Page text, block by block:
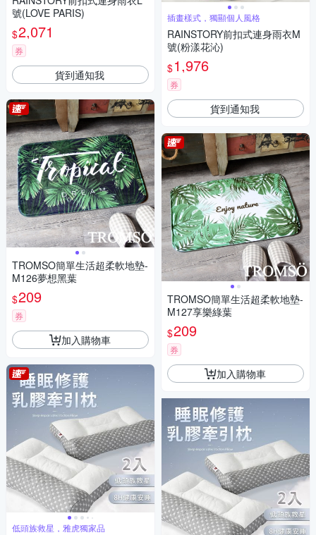
號(LOVE PARIS)
$2,071
券
貨到通知我
TROMSO簡單生活超柔軟地墊-
M126夢想黑葉
$209
券
加入購物車
低頭族救星，雅虎獨家品
插畫樣式，獨顯個人風格
RAINSTORY前扣式連身雨衣M
號(粉漾花沁)
$1,976
券
貨到通知我
TROMSO簡單生活超柔軟地墊-
M127享樂綠葉
$209
券
加入購物車